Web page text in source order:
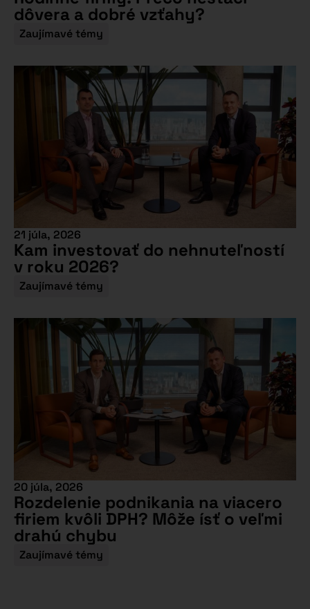
dôvera a dobré vzťahy?
Zaujímavé témy
21 júla, 2026
Kam investovať do nehnuteľností
v roku 2026?
Zaujímavé témy
20 júla, 2026
Rozdelenie podnikania na viacero
firiem kvôli DPH? Môže ísť o veľmi
drahú chybu
Zaujímavé témy